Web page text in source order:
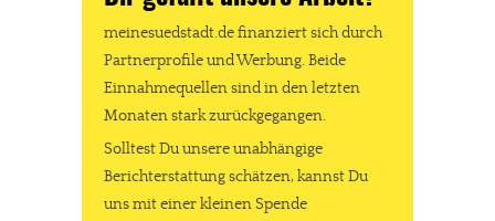
meinesuedstadt.de finanziert sich durch
Partnerprofile und Werbung. Beide
Einnahmequellen sind in den letzten
Monaten stark zurückgegangen.
Solltest Du unsere unabhängige
Berichterstattung schätzen, kannst Du
uns mit einer kleinen Spende